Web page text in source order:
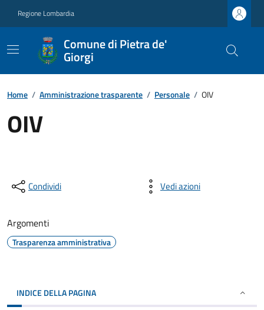
Regione Lombardia
Comune di Pietra de'
Giorgi
Home / Amministrazione trasparente / Personale / OIV
OIV
Condividi Vedi azioni
Argomenti
Trasparenza amministrativa
INDICE DELLA PAGINA